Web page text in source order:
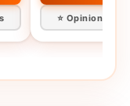
⭐ Opiniones